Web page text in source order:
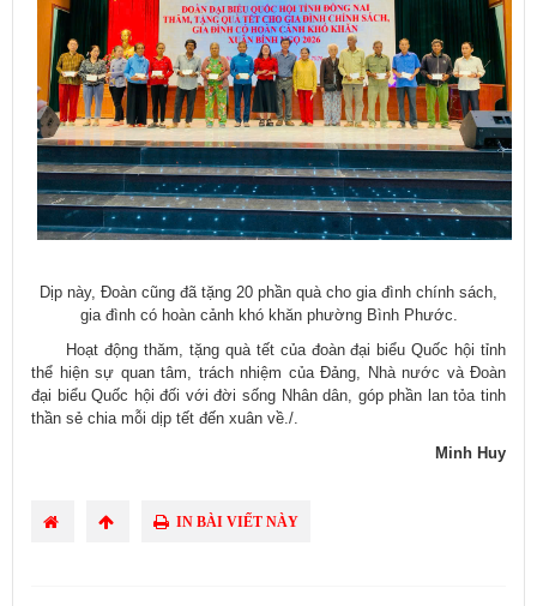
Dịp này, Đoàn cũng đã tặng 20 phần quà cho gia đình chính sách,
gia đình có hoàn cảnh khó khăn phường Bình Phước.
Hoạt động thăm, tặng quà tết của đoàn đại biểu Quốc hội tỉnh
thể hiện sự quan tâm, trách nhiệm của Đảng, Nhà nước và Đoàn
đại biểu Quốc hội đối với đời sống Nhân dân, góp phần lan tỏa tinh
thần sẻ chia mỗi dịp tết đến xuân về./.
Minh Huy
IN BÀI VIẾT NÀY